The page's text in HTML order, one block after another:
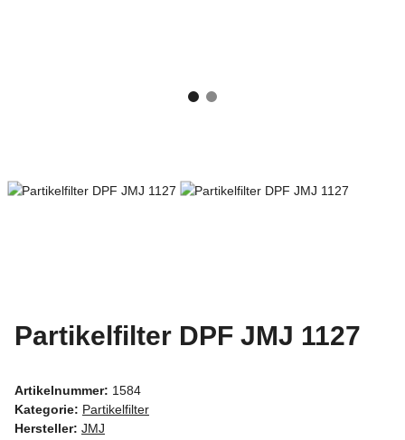
Partikelfilter DPF JMJ 1127
Artikelnummer: 1584
Kategorie: Partikelfilter
Hersteller: JMJ